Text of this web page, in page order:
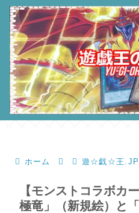
ホーム 遊☆戯☆王.JP
【モンストコラボカ
極竜」（新規絵）と